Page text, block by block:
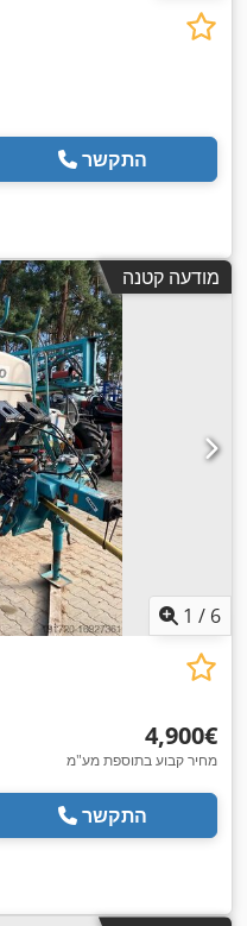
התקשר
מודעה קטנה
1 / 6
‏4,900 ‏€
מחיר קבוע בתוספת מע"מ
התקשר